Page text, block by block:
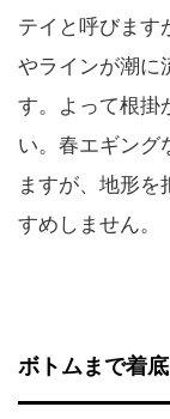
テイと呼びます
やラインが潮に
す。よって根掛
い。春エギング
ますが、地形を
すめしません。
ボトムまで着